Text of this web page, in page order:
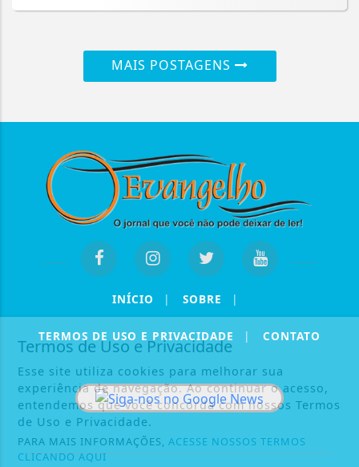
MAIS POSTAGENS
INÍCIO | SOBRE |
TERMOS DE USO E PRIVACIDADE | CONTATO
Termos de Uso e Privacidade
Esse site utiliza cookies para melhorar sua
experiência de navegação. Ao continuar o acesso,
entendemos que você concorda com nossos Termos
de Uso e Privacidade.
PARA MAIS INFORMAÇÕES,ACESSE NOSSOS TERMOS
CLICANDO AQUI